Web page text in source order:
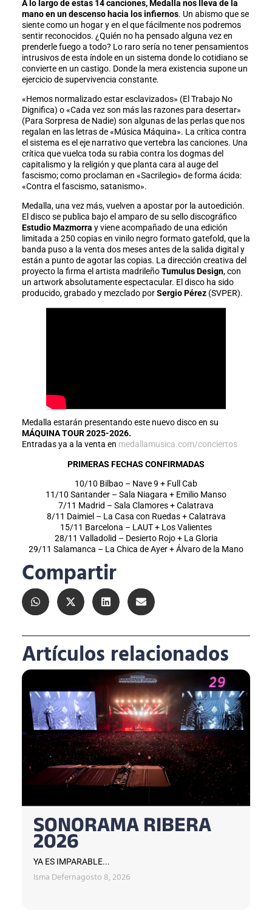
A lo largo de estas 14 canciones, Medalla nos lleva de la
mano en un descenso hacia los infiernos. Un abismo que se
siente como un hogar y en el que fácilmente nos podremos
sentir reconocidos. ¿Quién no ha pensado alguna vez en
prenderle fuego a todo? Lo raro sería no tener pensamientos
intrusivos de esta índole en un sistema donde lo cotidiano se
convierte en un castigo. Donde la mera existencia supone un
ejercicio de supervivencia constante.
«Hemos normalizado estar esclavizados» (El Trabajo No
Dignifica) o «Cada vez son más las razones para desertar»
(Para Sorpresa de Nadie) son algunas de las perlas que nos
regalan en las letras de «Música Máquina». La crítica contra
el sistema es el eje narrativo que vertebra las canciones. Una
crítica que vuelca toda su rabia contra los dogmas del
capitalismo y la religión y que planta cara al auge del
fascismo; como proclaman en «Sacrilegio» de forma ácida:
«Contra el fascismo, satanismo».
Medalla, una vez más, vuelven a apostar por la autoedición.
El disco se publica bajo el amparo de su sello discográfico
Estudio Mazmorra y viene acompañado de una edición
limitada a 250 copias en vinilo negro formato gatefold, que la
banda puso a la venta dos meses antes de la salida digital y
están a punto de agotar las copias. La dirección creativa del
proyecto la firma el artista madrileñoTumulus Design, con
un artwork absolutamente espectacular. El disco ha sido
producido, grabado y mezclado porSergio Pérez (SVPER).
Medalla estarán presentando este nuevo disco en su
MÁQUINA TOUR 2025-2026.
Entradas ya a la venta en medallamusica.com/conciertos
PRIMERAS FECHAS CONFIRMADAS
10/10 Bilbao – Nave 9 + Full Cab
11/10 Santander – Sala Niagara + Emilio Manso
7/11 Madrid – Sala Clamores + Calatrava
8/11 Daimiel – La Casa con Ruedas + Calatrava
15/11 Barcelona – LAUT + Los Valientes
28/11 Valladolid – Desierto Rojo + La Gloria
29/11 Salamanca – La Chica de Ayer + Álvaro de la Mano
Compartir
Artículos relacionados
SONORAMA RIBERA
2026
YA ES IMPARABLE...
Isma Defernagosto 8, 2026